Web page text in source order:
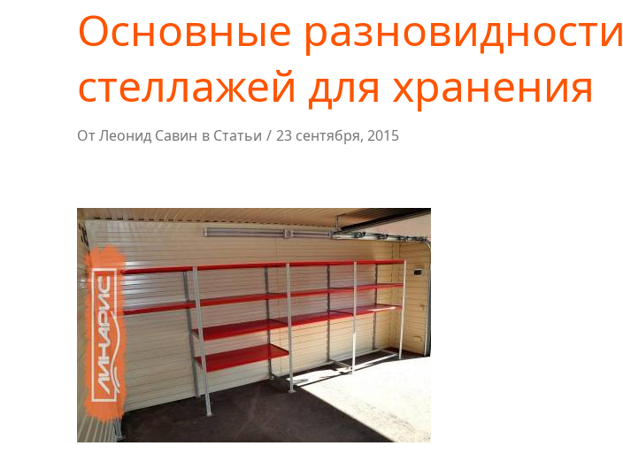
Для грузовых авто
Аккумуляторы
Датчики давления в шинах
Основные разновидности
стеллажей для хранения
ОтЛеонид Савин в Статьи 23 сентября, 2015